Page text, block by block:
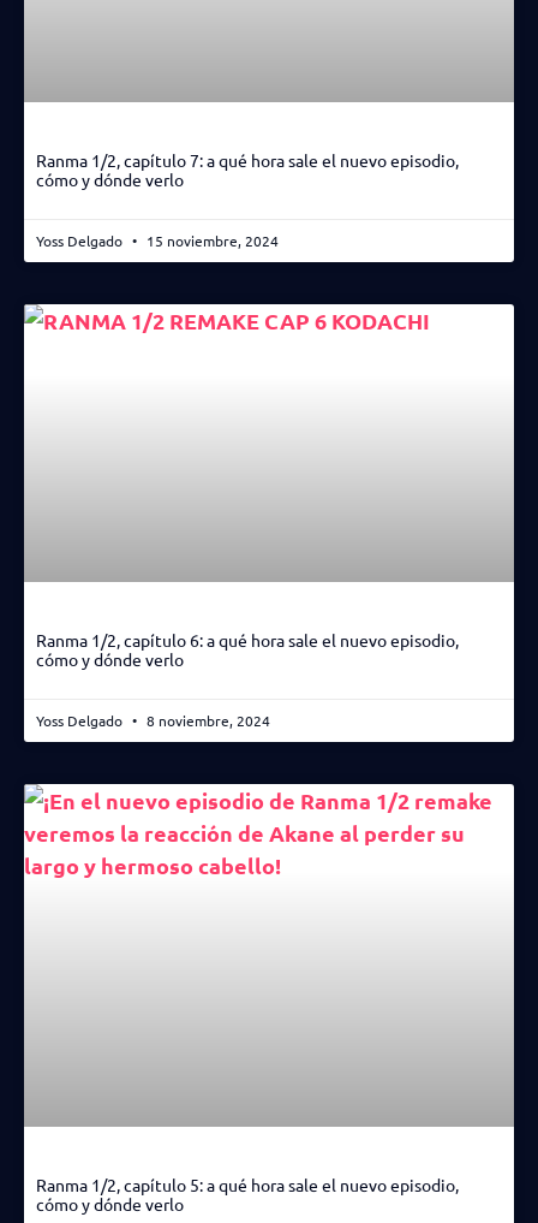
Ranma 1/2, capítulo 7: a qué hora sale el nuevo episodio,
cómo y dónde verlo
Yoss Delgado 15 noviembre, 2024
Ranma 1/2, capítulo 6: a qué hora sale el nuevo episodio,
cómo y dónde verlo
Yoss Delgado 8 noviembre, 2024
Ranma 1/2, capítulo 5: a qué hora sale el nuevo episodio,
cómo y dónde verlo